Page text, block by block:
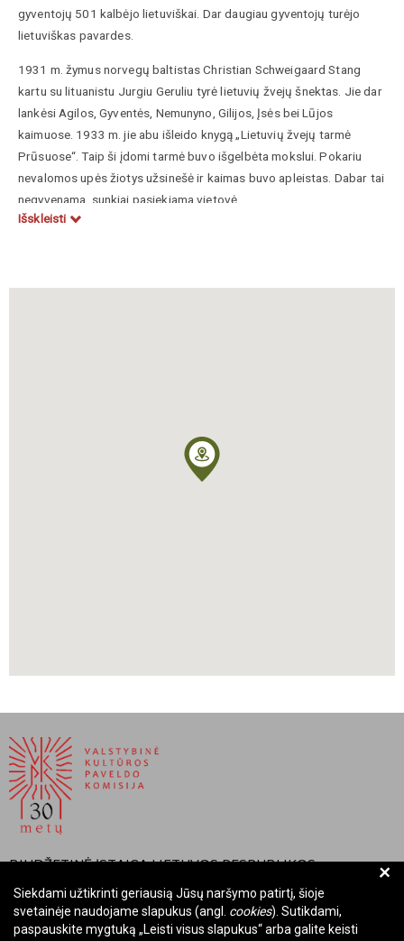
gyventojų 501 kalbėjo lietuviškai. Dar daugiau gyventojų turėjo
lietuviškas pavardes.
1931 m. žymus norvegų baltistas Christian Schweigaard Stang
kartu su lituanistu Jurgiu Geruliu tyrė lietuvių žvejų šnektas. Jie dar
lankėsi Agilos, Gyventės, Nemunyno, Gilijos, Įsės bei Lūjos
kaimuose. 1933 m. jie abu išleido knygą „Lietuvių žvejų tarmė
Prūsuose“. Taip ši įdomi tarmė buvo išgelbėta mokslui. Pokariu
nevalomos upės žiotys užsinešė ir kaimas buvo apleistas. Dabar tai
negyvenama, sunkiai pasiekiama vietovė.
pėdsakai Kaliningrado srityje, Vilnius, Mintis, 1990
Išskleisti
BIUDŽETINĖ ĮSTAIGA LIETUVOS RESPUBLIKOS
VALSTYBINĖ KULTŪROS PAVELDO KOMISIJA
Įmonės kodas: Juridinių asmenų registre 288700520
+
Siekdami užtikrinti geriausią Jūsų naršymo patirtį, šioje
svetainėje naudojame slapukus (angl. cookies). Sutikdami,
paspauskite mygtuką „Leisti visus slapukus“ arba galite keisti